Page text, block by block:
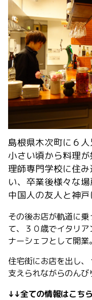
島根県木次町に６人
小さい頃から料理
理師専門学校に住
い、卒業後様々な
中国人の友人と神戸
その後お店が軌道に
て、３０歳でイタリ
ナーシェフとして開業。
住宅街にお店を出し
支えられながらのんび
↓↓全ての情報はこち